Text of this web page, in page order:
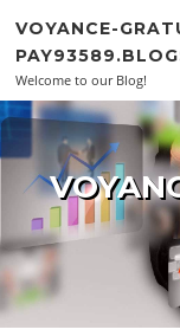
VOYANCE-
Welcome to our Blog!